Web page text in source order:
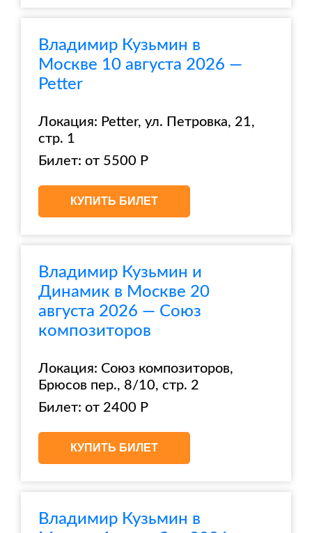
Владимир Кузьмин в
Москве 10 августа 2026 —
Petter
Локация: Petter, ул. Петровка, 21,
стр. 1
Билет: от 5500 Р
КУПИТЬ БИЛЕТ
Владимир Кузьмин и
Динамик в Москве 20
августа 2026 — Союз
композиторов
Локация: Союз композиторов,
Брюсов пер., 8/10, стр. 2
Билет: от 2400 Р
КУПИТЬ БИЛЕТ
Владимир Кузьмин в